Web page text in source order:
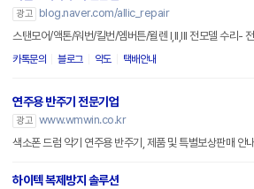
광고
blog.naver.com/allic_repair
스탠모어/액톤/워번/킬번/엠버튼/윌렌 I,II,III 전모델 수리-
카톡문의 블로그 약도 택배안내
연주용 반주기 전문기업
광고 www.wmwin.co.kr
색소폰 드럼 악기 연주용 반주기, 제품 및 특별보상판매 안내
하이텍 복제방지 솔루션